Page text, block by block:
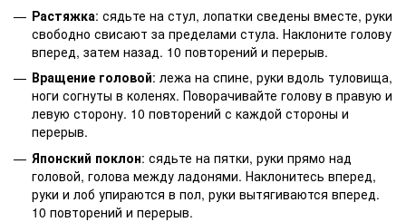
Растяжка: сядьте на стул, лопатки сведены вместе, руки
свободно свисают за пределами стула. Наклоните голову
вперед, затем назад. 10 повторений и перерыв.
Вращение головой: лежа на спине, руки вдоль туловища,
ноги согнуты в коленях. Поворачивайте голову в правую и
левую сторону. 10 повторений с каждой стороны и
перерыв.
Японский поклон: сядьте на пятки, руки прямо над
головой, голова между ладонями. Наклонитесь вперед,
руки и лоб упираются в пол, руки вытягиваются вперед.
10 повторений и перерыв.